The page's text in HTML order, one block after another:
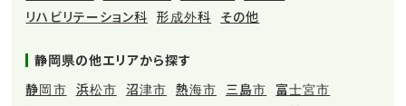
リハビリテーション科
形成外科 その他
静岡県の他エリアから探す
静岡市
浜松市 沼津市 熱海市 三島市
富士宮市